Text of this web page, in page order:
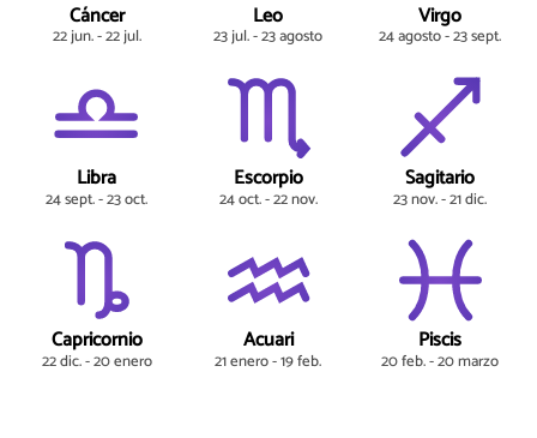
Cáncer
22 jun. - 22 jul.
Leo
23 jul. - 23 agosto
Virgo
24 agosto - 23 sept.
Libra
24 sept. - 23 oct.
Escorpio
24 oct. - 22 nov.
Sagitario
23 nov. - 21 dic.
Capricornio
22 dic. - 20 enero
Acuari
21 enero - 19 feb.
Piscis
20 feb. - 20 marzo